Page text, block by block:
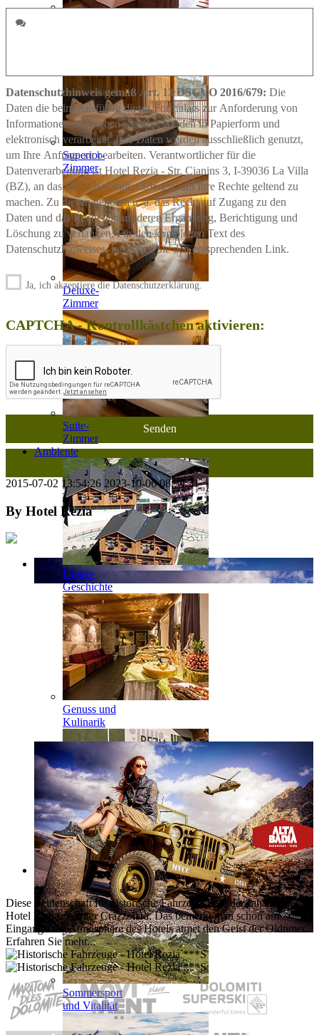
Superior-
Zimmer
Deluxe-
Zimmer
Suite-
Zimmer
Ambiente
Unsere
Geschichte
Genuss und
Kulinarik
Inklusive
Leistungen
Aktivitäten
Sommersport
und Vitalität
Datenschutzhinweis gemäß Art. 13 DSGVO 2016/679: Die
Daten die beim Ausfüllen dieses Formulars zur Anforderung von
Informationen angegeben werden, werden in Papierform und
elektronisch verarbeitet. Ihre Daten werden ausschließlich genutzt,
um Ihre Anfrage zu bearbeiten. Verantwortlicher für die
Datenverarbeitung ist Hotel Rezia - Str. Cianins 3, I-39036 La Villa
(BZ), an das Sie sich wenden können, um Ihre Rechte geltend zu
machen. Zu diesen gehören u. a. das Recht auf Zugang zu den
Daten und das Recht darauf, deren Ergänzung, Berichtigung und
Löschung zu verlangen. Für den kompletten Text des
Datenschutzhinweises, besuchen Sie den entsprechenden Link.
Ja, ich akzeptiere die Datenschutzerklärung.
CAPTCHA - Kontrollkästchen aktivieren:
2015-07-02 13:54:26 2023-10-06 08:54:51
By Hotel Rezia
Diese Leidenschaft für historische Fahrzeuge teilt der Inhaber des
Hotel Rezia, Werner Crazzolara. Das bemerkt man schon am
Eingang - die Atmosphäre des Hotels atmet den Geist der Oldtimer.
Erfahren Sie mehr...